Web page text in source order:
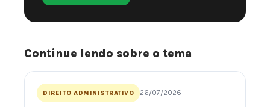
Continue lendo sobre o tema
DIREITO ADMINISTRATIVO 26/07/2026